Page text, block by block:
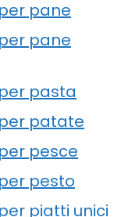
pane
pane
pasta
patate
pesce
pesto
piatti unici